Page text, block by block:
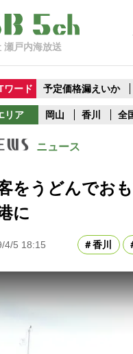
瀬戸内海放送
ワード 予定価格漏えいか
リア 岡山 香川 全
ニュース
をうどんでお
に
4/5 18:15 香川